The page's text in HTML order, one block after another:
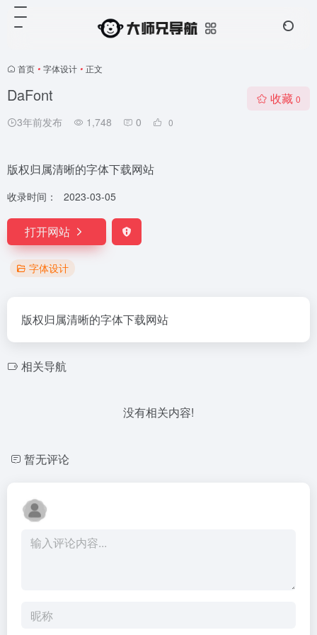
首页 • 字体设计 • 正文
DaFont
3年前发布 1,748 0 0
收藏 0
版权归属清晰的字体下载网站
收录时间： 2023-03-05
打开网站
字体设计
版权归属清晰的字体下载网站
相关导航
没有相关内容!
暂无评论